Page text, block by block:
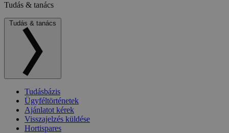
Tudás & tanács
Tudás & tanács
Tudásbázis
Ügyféltörténetek
Ajánlatot kérek
Visszajelzés küldése
Hortispares